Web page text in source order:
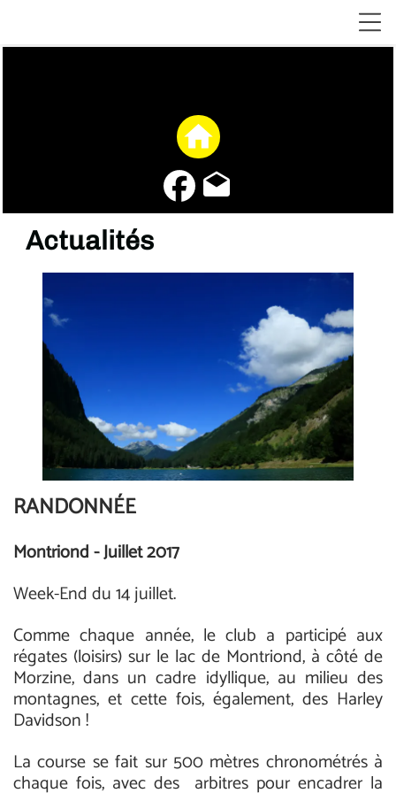
home
drafts
Actualités
RANDONNÉE
Montriond - Juillet 2017
Week-End du 14 juillet.
Comme chaque année, le club a participé aux
régates (loisirs) sur le lac de Montriond, à côté de
Morzine, dans un cadre idyllique, au milieu des
montagnes, et cette fois, également, des Harley
Davidson !
La course se fait sur 500 mètres chronométrés à
chaque fois, avec des arbitres pour encadrer la